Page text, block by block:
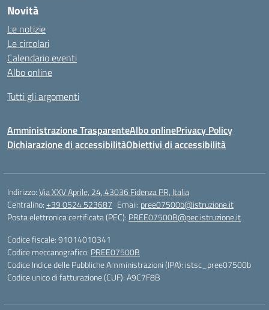
Novità
Le notizie
Le circolari
Calendario eventi
Albo online
Tutti gli argomenti
Amministrazione TrasparenteAlbo onlinePrivacy Policy
Dichiarazione di accessibilitàObiettivi di accessibilità
Indirizzo:Via XXV Aprile, 24, 43036 Fidenza PR, Italia
Centralino:+39 0524 523687 Email: pree07500b@istruzione.it
Posta elettronica certificata (PEC): PREE07500B@pec.istruzione.it
Codice fiscale: 91014010341
Codice meccanografico: PREE07500B
Codice Indice delle Pubbliche Amministrazioni (IPA): istsc_pree07500b
Codice unico di fatturazione (CUF): A9C7F8B